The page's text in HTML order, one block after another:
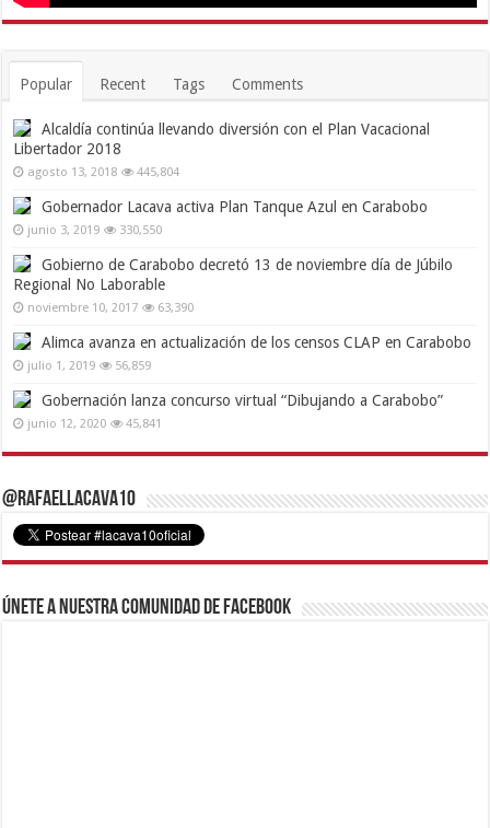
Popular Recent Tags Comments
Alcaldía continúa llevando diversión con el Plan Vacacional
Libertador 2018
agosto 13, 2018 445,804
Gobernador Lacava activa Plan Tanque Azul en Carabobo
junio 3, 2019 330,550
Gobierno de Carabobo decretó 13 de noviembre día de Júbilo
Regional No Laborable
noviembre 10, 2017 63,390
Alimca avanza en actualización de los censos CLAP en Carabobo
julio 1, 2019 56,859
Gobernación lanza concurso virtual “Dibujando a Carabobo”
junio 12, 2020 45,841
@RafaelLacava10
Únete a nuestra comunidad de Facebook